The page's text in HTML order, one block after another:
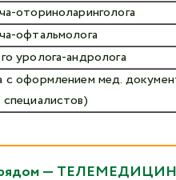
оториноларинголога
офтальмолога
уролога-андролога
оформлением мед.
рядом —